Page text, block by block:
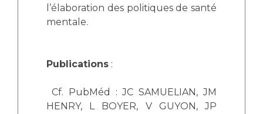
l’élaboration des politiques de santé
mentale.
Publications :
Cf. PubMéd : JC SAMUELIAN, JM
HENRY, L BOYER, V GUYON, JP